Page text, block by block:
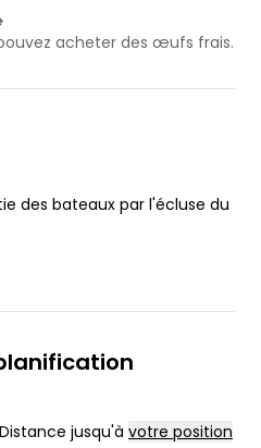
acheter des œufs frais.
des bateaux par l'écluse du
Distance jusqu'à votre position